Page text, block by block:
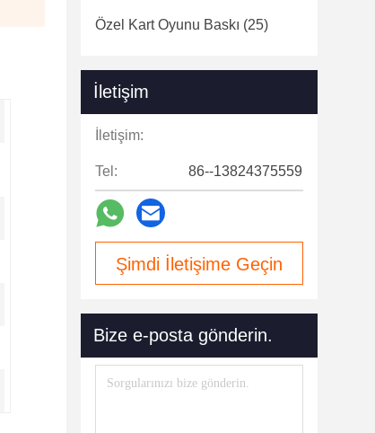
Özel Kart Oyunu Baskı (25)
İletişim
İletişim:
Tel: 86--13824375559
Şimdi İletişime Geçin
Bize e-posta gönderin.